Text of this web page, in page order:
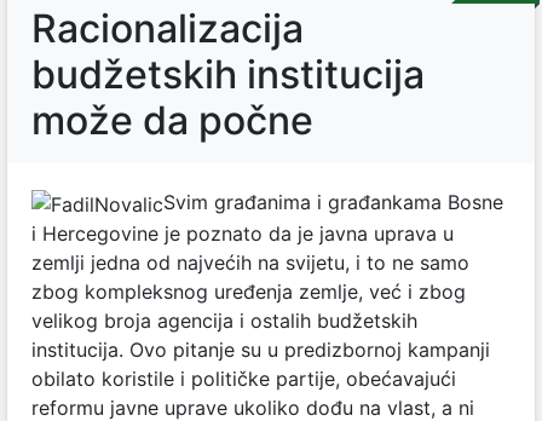
Racionalizacija
budžetskih institucija
može da počne
Svim građanima i građankama Bosne
i Hercegovine je poznato da je javna uprava u
zemlji jedna od najvećih na svijetu, i to ne samo
zbog kompleksnog uređenja zemlje, već i zbog
velikog broja agencija i ostalih budžetskih
institucija. Ovo pitanje su u predizbornoj kampanji
obilato koristile i političke partije, obećavajući
reformu javne uprave ukoliko dođu na vlast, a ni